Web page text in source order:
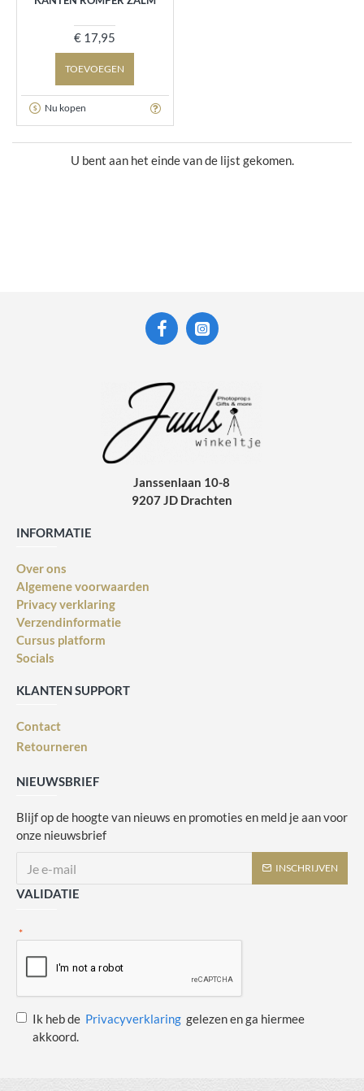
€ 17,95
TOEVOEGEN
Nu kopen
U bent aan het einde van de lijst gekomen.
Janssenlaan 10-8
9207 JD Drachten
INFORMATIE
Over ons
Algemene voorwaarden
Privacy verklaring
Verzendinformatie
Cursus platform
Socials
KLANTEN SUPPORT
Contact
Retourneren
NIEUWSBRIEF
Blijf op de hoogte van nieuws en promoties en meld je aan voor
onze nieuwsbrief
INSCHRIJVEN
VALIDATIE
Ik heb de Privacyverklaring gelezen en ga hiermee
akkoord.